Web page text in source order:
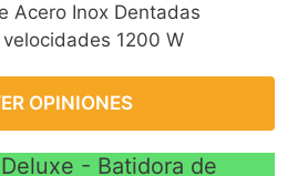
Acero Inox Dentadas
1200 W
OPINIONES
- Batidora de